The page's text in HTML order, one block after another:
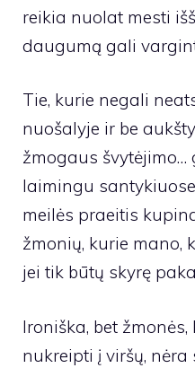
reikia nuolat mesti
daugumą gali
Tie, kurie negali
nuošalyje ir be
žmogaus švytėjimo…
laimingu
meilės praeitis
žmonių, kurie mano,
jei tik būtų skyrę
Ironiška, bet
nukreipti į viršų,